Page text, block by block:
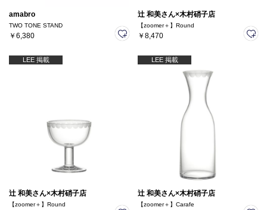
amabro
TWO TONE STAND
￥6,380
辻 和美さん×木村硝子店
【zoomer＋】Round
￥8,470
LEE 掲載
辻 和美さん×木村硝子店
【zoomer＋】Round
LEE 掲載
辻 和美さん×木村硝子店
【zoomer＋】Carafe